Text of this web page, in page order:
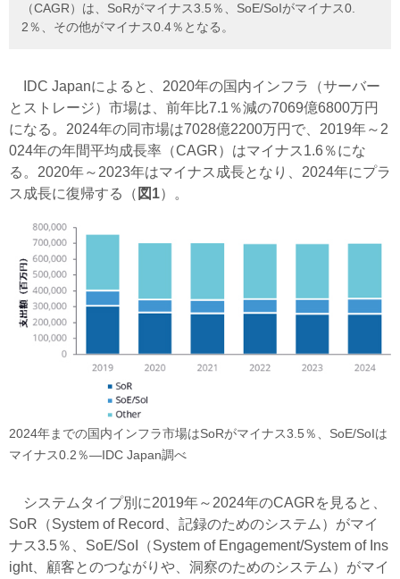
（CAGR）は、SoRがマイナス3.5％、SoE/SoIがマイナス0.
2％、その他がマイナス0.4％となる。
IDC Japanによると、2020年の国内インフラ（サーバー
とストレージ）市場は、前年比7.1％減の7069億6800万円
になる。2024年の同市場は7028億2200万円で、2019年～2
024年の年間平均成長率（CAGR）はマイナス1.6％にな
る。2020年～2023年はマイナス成長となり、2024年にプラ
ス成長に復帰する（ 図1）。
2024年までの国内インフラ市場はSoRがマイナス3.5％、SoE/SoIは
マイナス0.2％―IDC Japan調べ
システムタイプ別に2019年～2024年のCAGRを見ると、
SoR（System of Record、記録のためのシステム）がマイ
ナス3.5％、SoE/SoI（System of Engagement/System of Ins
ight、顧客とのつながりや、洞察のためのシステム）がマイ